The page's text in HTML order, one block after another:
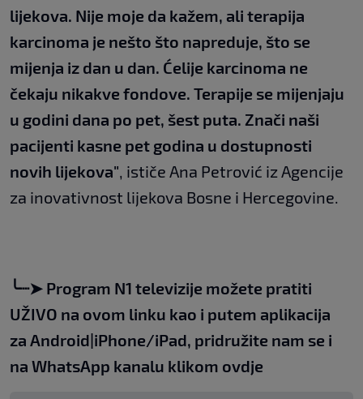
lijekova. Nije moje da kažem, ali terapija
karcinoma je nešto što napreduje, što se
mijenja iz dan u dan. Ćelije karcinoma ne
čekaju nikakve fondove. Terapije se mijenjaju
u godini dana po pet, šest puta. Znači naši
pacijenti kasne pet godina u dostupnosti
novih lijekova", ističe Ana Petrović iz Agencije
za inovativnost lijekova Bosne i Hercegovine.
╰┈➤ Program N1 televizije možete pratiti
UŽIVO na ovom linku kao i putem aplikacija
za Android|iPhone/iPad, pridružite nam se i
na WhatsApp kanalu klikom ovdje